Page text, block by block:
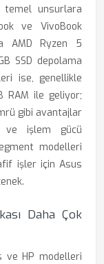
temel unsurlara
ve VivoBook
AMD Ryzen 5
SSD depolama
ise, genellikle
RAM ile geliyor;
gibi avantajlar
ve işlem gücü
modelleri
işler için Asus
Daha Çok
ve HP modelleri